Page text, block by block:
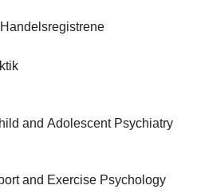
and Adolescent Psychiatry
and Exercise Psychology